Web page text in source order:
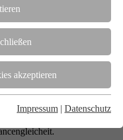
akzeptieren
Impressum | Datenschutz
Prüf-, Inspektions- und
Mitarbeiter:innen